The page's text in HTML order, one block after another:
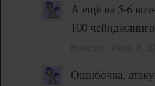
А ещё на 5-6
100
Ошибочка,